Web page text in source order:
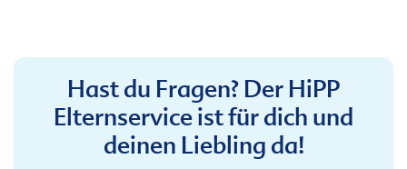
Hast du Fragen? Der HiPP
Elternservice ist für dich und
deinen Liebling da!